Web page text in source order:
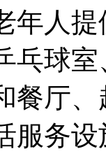
年人
乓球
餐厅
服务设